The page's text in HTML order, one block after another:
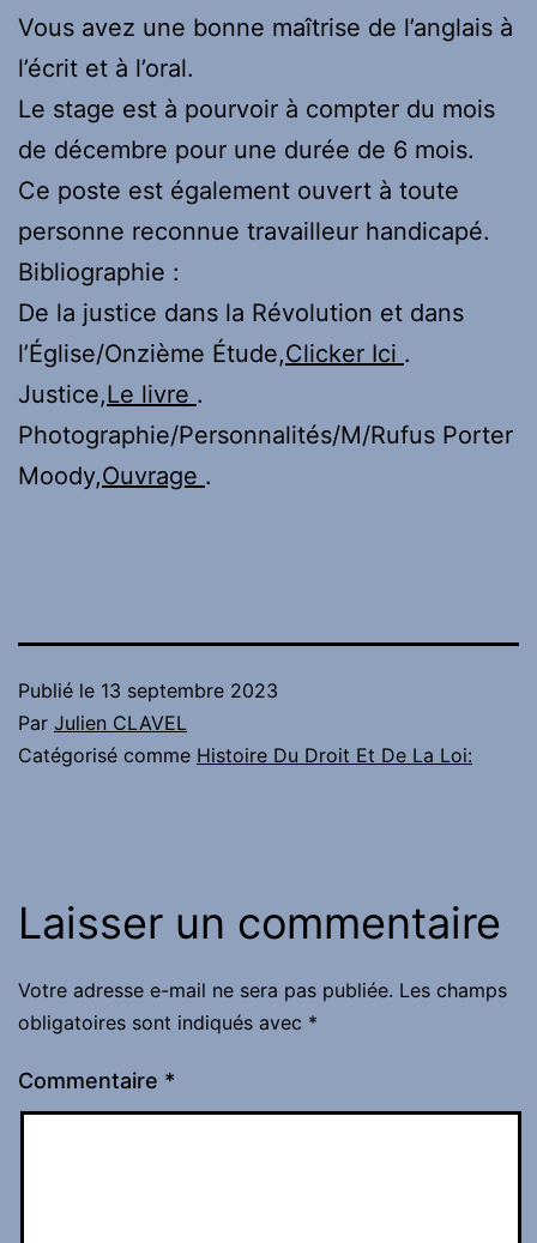
Vous avez une bonne maîtrise de l’anglais à
l’écrit et à l’oral.
Le stage est à pourvoir à compter du mois
de décembre pour une durée de 6 mois.
Ce poste est également ouvert à toute
personne reconnue travailleur handicapé.
Bibliographie :
De la justice dans la Révolution et dans
l’Église/Onzième Étude,Clicker Ici .
Justice,Le livre .
Photographie/Personnalités/M/Rufus Porter
Moody,Ouvrage .
Publié le 13 septembre 2023
Par Julien CLAVEL
Catégorisé comme Histoire Du Droit Et De La Loi:
Laisser un commentaire
Votre adresse e-mail ne sera pas publiée. Les champs
obligatoires sont indiqués avec *
Commentaire *